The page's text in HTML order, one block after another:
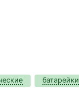
батарейки